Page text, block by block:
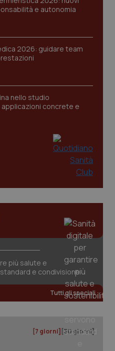
e autonomia
2026: guidare team
nello studio
concrete e
più salute e
e condivisione
Tutti gli speciali
[7 giorni] [30 giorni]
.youtube.com
www.quotidianosanita.it
www.quotidianosanita.it
2